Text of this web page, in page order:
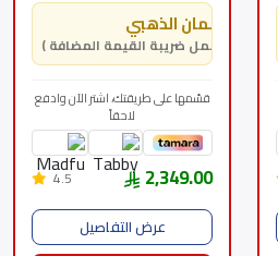
الضمان الذهبي
قسّمها على طريقتك، اشتر الآن وادفع
لاحقاً
2,349.00
4.5
عرض التفاصيل